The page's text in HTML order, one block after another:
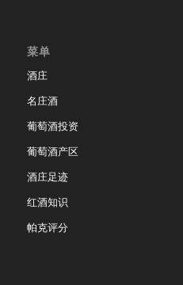
菜单
酒庄
名庄酒
葡萄酒投资
葡萄酒产区
酒庄足迹
红酒知识
帕克评分